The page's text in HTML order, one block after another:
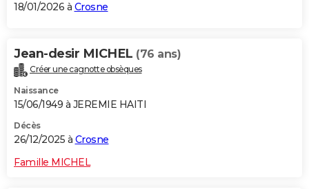
18/01/2026 à Crosne
Jean-desir MICHEL (76 ans)
Créer une cagnotte obsèques
Naissance
15/06/1949 à JEREMIE HAITI
Décès
26/12/2025 à Crosne
Famille MICHEL